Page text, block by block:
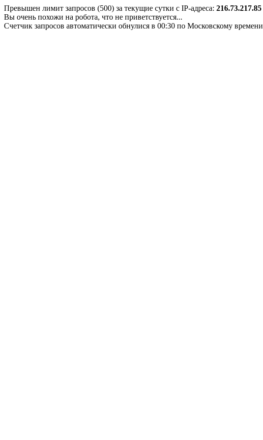
Превышен лимит запросов (500) за текущие сутки с IP-адреса: 216.73.217.85
Вы очень похожи на робота, что не приветствуется...
Счетчик запросов автоматически обнулися в 00:30 по Московскому времени